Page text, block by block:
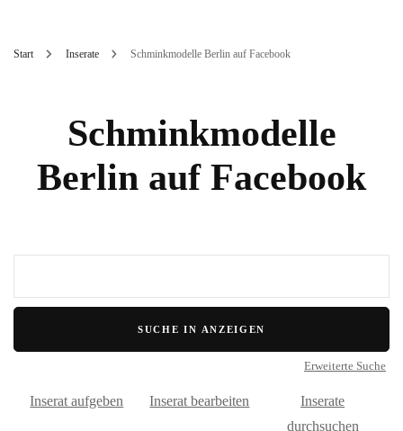
Start Inserate Schminkmodelle Berlin auf Facebook
Schminkmodelle
Berlin auf Facebook
Erweiterte Suche
Inserat aufgeben Inserat bearbeiten
Inserate
durchsuchen